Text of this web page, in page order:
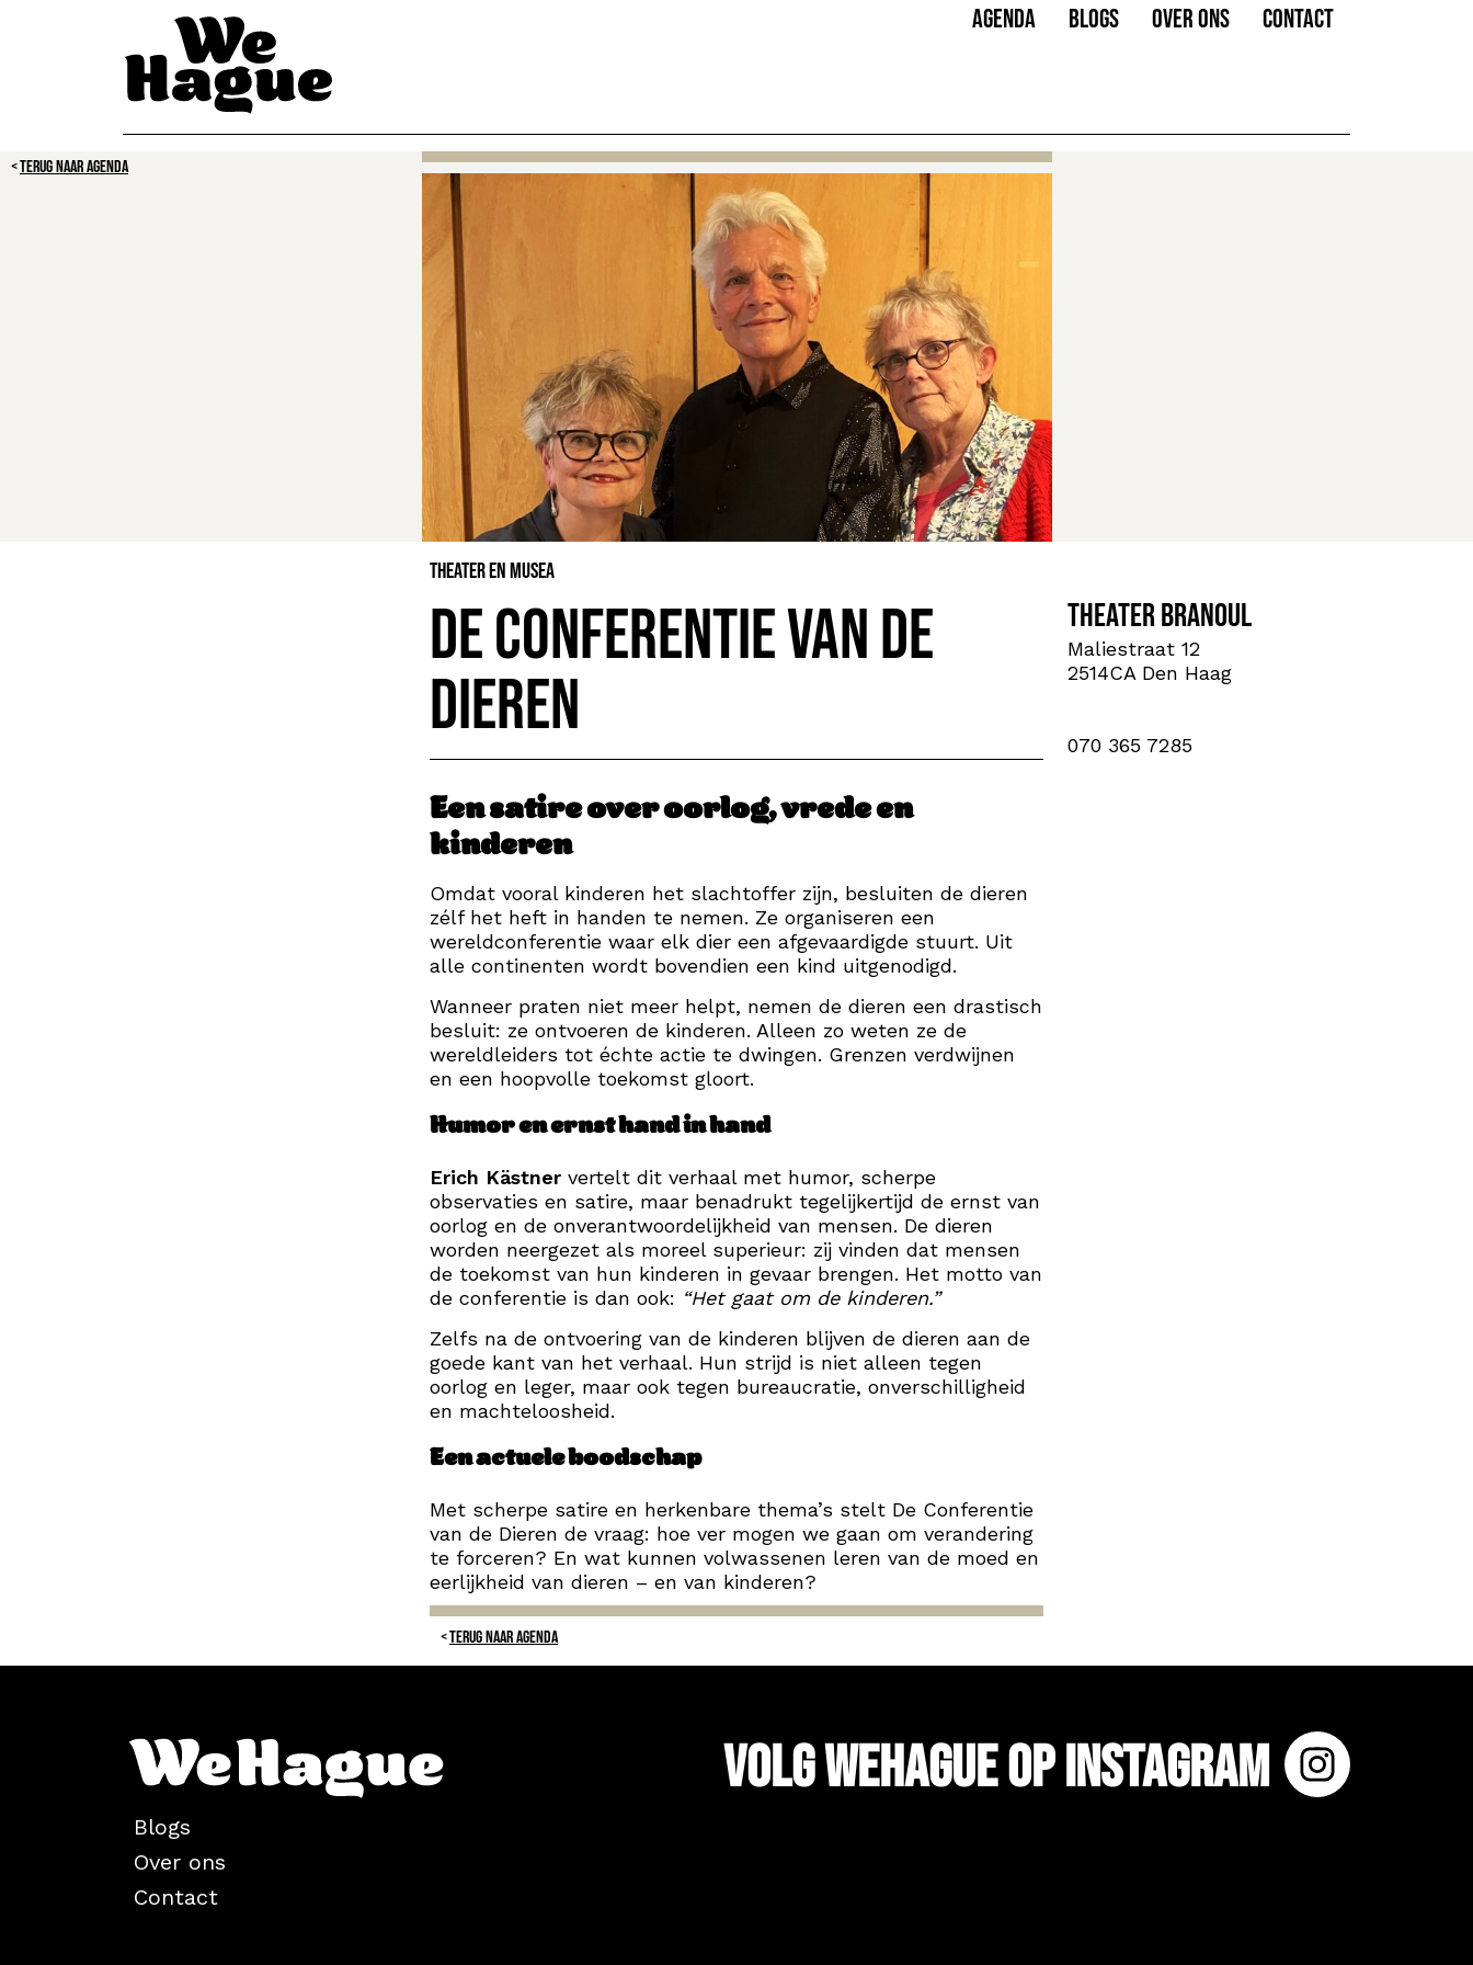
AGENDA BLOGS OVER ONS CONTACT
TERUG NAAR AGENDA
Theater en Musea
De conferentie van de
dieren
Een satire over oorlog, vrede en
kinderen
Omdat vooral kinderen het slachtoffer zijn, besluiten de dieren
zélf het heft in handen te nemen. Ze organiseren een
wereldconferentie waar elk dier een afgevaardigde stuurt. Uit
alle continenten wordt bovendien een kind uitgenodigd.
Wanneer praten niet meer helpt, nemen de dieren een drastisch
besluit: ze ontvoeren de kinderen. Alleen zo weten ze de
wereldleiders tot échte actie te dwingen. Grenzen verdwijnen
en een hoopvolle toekomst gloort.
Humor en ernst hand in hand
Erich Kästner vertelt dit verhaal met humor, scherpe
observaties en satire, maar benadrukt tegelijkertijd de ernst van
oorlog en de onverantwoordelijkheid van mensen. De dieren
worden neergezet als moreel superieur: zij vinden dat mensen
de toekomst van hun kinderen in gevaar brengen. Het motto van
de conferentie is dan ook: “Het gaat om de kinderen.”
Zelfs na de ontvoering van de kinderen blijven de dieren aan de
goede kant van het verhaal. Hun strijd is niet alleen tegen
oorlog en leger, maar ook tegen bureaucratie, onverschilligheid
en machteloosheid.
Een actuele boodschap
Met scherpe satire en herkenbare thema’s stelt De Conferentie
van de Dieren de vraag: hoe ver mogen we gaan om verandering
te forceren? En wat kunnen volwassenen leren van de moed en
eerlijkheid van dieren – en van kinderen?
TERUG NAAR AGENDA
Theater Branoul
Maliestraat 12
2514CA Den Haag
070 365 7285
Blogs
Over ons
Contact
Volg WeHague op Instagram